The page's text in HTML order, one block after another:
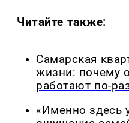
Читайте также:
Самарская
жизни: почему
работают по-
«Именно здесь